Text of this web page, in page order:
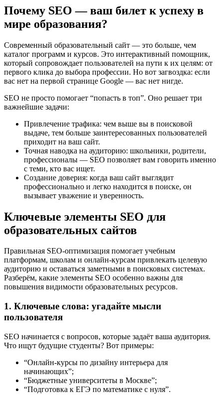
Почему SEO — ваш билет к успеху в
мире образования?
Современный образовательный сайт — это больше, чем
каталог программ и курсов. Это интерактивный помощник,
который сопровождает пользователей на пути к их целям: от
первого клика до выбора профессии. Но вот загвоздка: если
вас нет на первой странице Google — вас нет нигде.
SEO не просто помогает “попасть в топ”. Оно решает три
важнейшие задачи:
Привлечение трафика: чем выше вы в поисковой
выдаче, тем больше заинтересованных пользователей
приходит на ваш сайт.
Точная наводка на аудиторию: школьники, родители,
профессионалы — SEO позволяет вам говорить именно
с теми, кто вас ищет.
Создание доверия: когда ваш сайт выглядит
профессионально и легко находится в поиске, он
вызывает уважение и уверенность.
Ключевые элементы SEO для
образовательных сайтов
Правильная SEO-оптимизация помогает учебным
платформам, школам и онлайн-курсам привлекать целевую
аудиторию и оставаться заметными в поисковых системах.
Разберём, какие элементы SEO особенно важны для
повышения видимости образовательных ресурсов.
1. Ключевые слова: угадайте мысли
пользователя
SEO начинается с вопросов, которые задаёт ваша аудитория.
Что ищут будущие студенты? Вот примеры:
“Онлайн-курсы по дизайну интерьера для
начинающих”;
“Бюджетные университеты в Москве”;
“Подготовка к ЕГЭ по математике с нуля”.